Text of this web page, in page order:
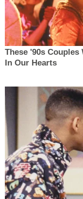
These '90s
In Our Hearts